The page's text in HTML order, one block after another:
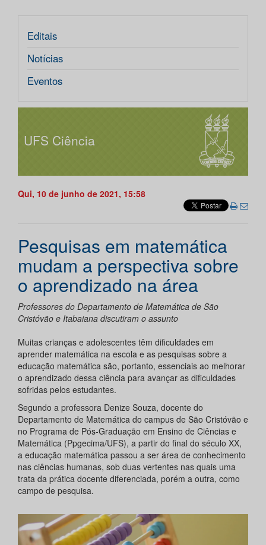
Editais
Notícias
Eventos
UFS Ciência
Qui, 10 de junho de 2021, 15:58
Pesquisas em matemática
mudam a perspectiva sobre
o aprendizado na área
Professores do Departamento de Matemática de São
Cristóvão e Itabaiana discutiram o assunto
Muitas crianças e adolescentes têm dificuldades em
aprender matemática na escola e as pesquisas sobre a
educação matemática são, portanto, essenciais ao melhorar
o aprendizado dessa ciência para avançar as dificuldades
sofridas pelos estudantes.
Segundo a professora Denize Souza, docente do
Departamento de Matemática do campus de São Cristóvão e
no Programa de Pós-Graduação em Ensino de Ciências e
Matemática (Ppgecima/UFS), a partir do final do século XX,
a educação matemática passou a ser área de conhecimento
nas ciências humanas, sob duas vertentes nas quais uma
trata da prática docente diferenciada, porém a outra, como
campo de pesquisa.